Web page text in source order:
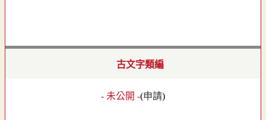
古文字類編
- 未公開 -(申請)